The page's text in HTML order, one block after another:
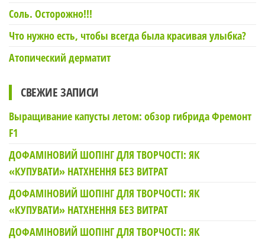
Соль. Осторожно!!!
Что нужно есть, чтобы всегда была красивая улыбка?
Атопический дерматит
СВЕЖИЕ ЗАПИСИ
Выращивание капусты летом: обзор гибрида Фремонт
F1
ДОФАМІНОВИЙ ШОПІНГ ДЛЯ ТВОРЧОСТІ: ЯК
«КУПУВАТИ» НАТХНЕННЯ БЕЗ ВИТРАТ
ДОФАМІНОВИЙ ШОПІНГ ДЛЯ ТВОРЧОСТІ: ЯК
«КУПУВАТИ» НАТХНЕННЯ БЕЗ ВИТРАТ
ДОФАМІНОВИЙ ШОПІНГ ДЛЯ ТВОРЧОСТІ: ЯК